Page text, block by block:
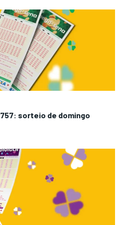
sorteio de domingo